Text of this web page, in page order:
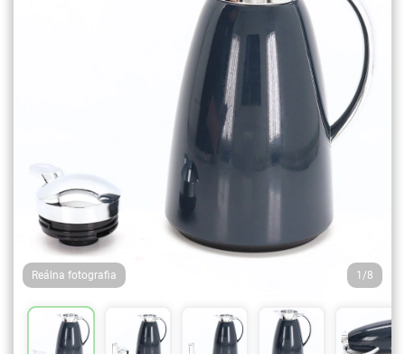
Reálna fotografia 1/8